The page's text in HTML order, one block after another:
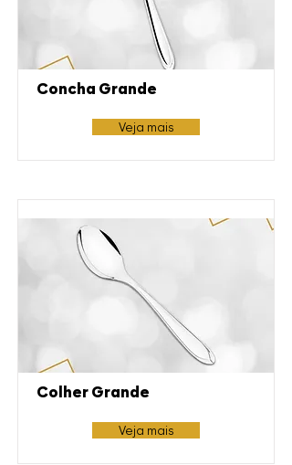
Concha Grande
Veja mais
Colher Grande
Veja mais